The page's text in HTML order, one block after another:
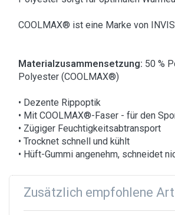
COOLMAX® ist eine Marke von
Materialzusammensetzung: 50 %
Polyester (COOLMAX®)
• Dezente Rippoptik
• Mit COOLMAX®-Faser - für den
• Zügiger Feuchtigkeitsabtransport
• Trocknet schnell und kühlt
• Hüft-Gummi angenehm, schneidet
Zusätzlich empfohlene